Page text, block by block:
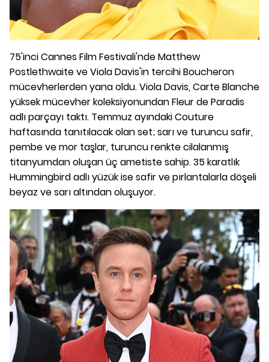
75'inci Cannes Film Festivali'nde Matthew
Postlethwaite ve Viola Davis'in tercihi Boucheron
mücevherlerden yana oldu. Viola Davis, Carte Blanche
yüksek mücevher koleksiyonundan Fleur de Paradis
adlı parçayı taktı. Temmuz ayındaki Couture
haftasında tanıtılacak olan set; sarı ve turuncu safir,
pembe ve mor taşlar, turuncu renkte cilalanmış
titanyumdan oluşan üç ametiste sahip. 35 karatlık
Hummingbird adlı yüzük ise safir ve pırlantalarla döşeli
beyaz ve sarı altından oluşuyor.